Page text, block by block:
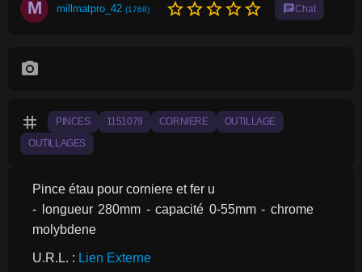
M millmatpro_42 (1768) star_borderstar_borderstar_borderstar_borderstar_border chatChat
photo_camera
tag PINCES 1151079 CORNIERE OUTILLAGE
OUTILLAGES
Pince étau pour corniere et fer u
- longueur 280mm - capacité 0-55mm - chrome
molybdene
U.R.L. : Lien Externe